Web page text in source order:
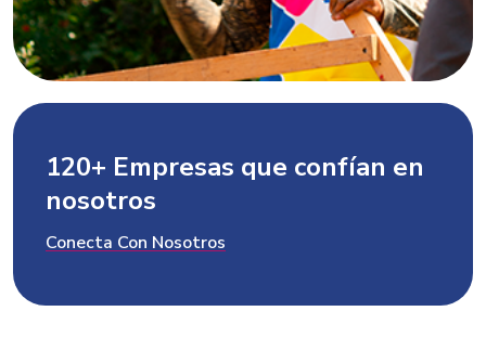
120+ Empresas que confían en
nosotros
Conecta Con Nosotros